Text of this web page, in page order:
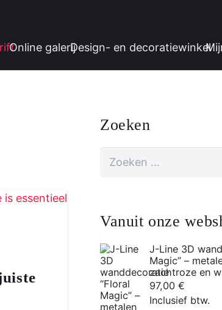
Online galerijDesign- en decoratiewinkel
Zoeken
Vanuit onze
J-Line 3D
Magic” –
zachtroze en
97,00€
Inclusief btw.